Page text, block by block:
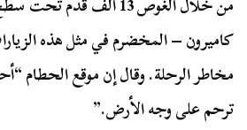
كاميرون – المخضرم في مثل هذه
مخاطر الرحلة. وقال إن موقع الحطام
ترحم على وجه الأرض.”